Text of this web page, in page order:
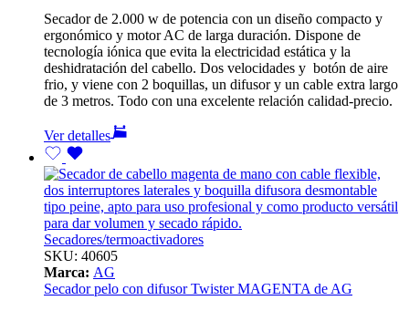
Secador de 2.000 w de potencia con un diseño compacto y
ergonómico y motor AC de larga duración. Dispone de
tecnología iónica que evita la electricidad estática y la
deshidratación del cabello. Dos velocidades y botón de aire
frio, y viene con 2 boquillas, un difusor y un cable extra largo
de 3 metros. Todo con una excelente relación calidad-precio.
Ver detalles
Secadores/termoactivadores
SKU: 40605
Marca: AG
Secador pelo con difusor Twister MAGENTA de AG